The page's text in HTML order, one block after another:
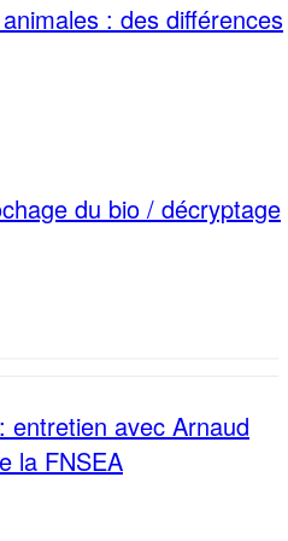
: des différences
du bio / décryptage
entretien avec Arnaud
la FNSEA